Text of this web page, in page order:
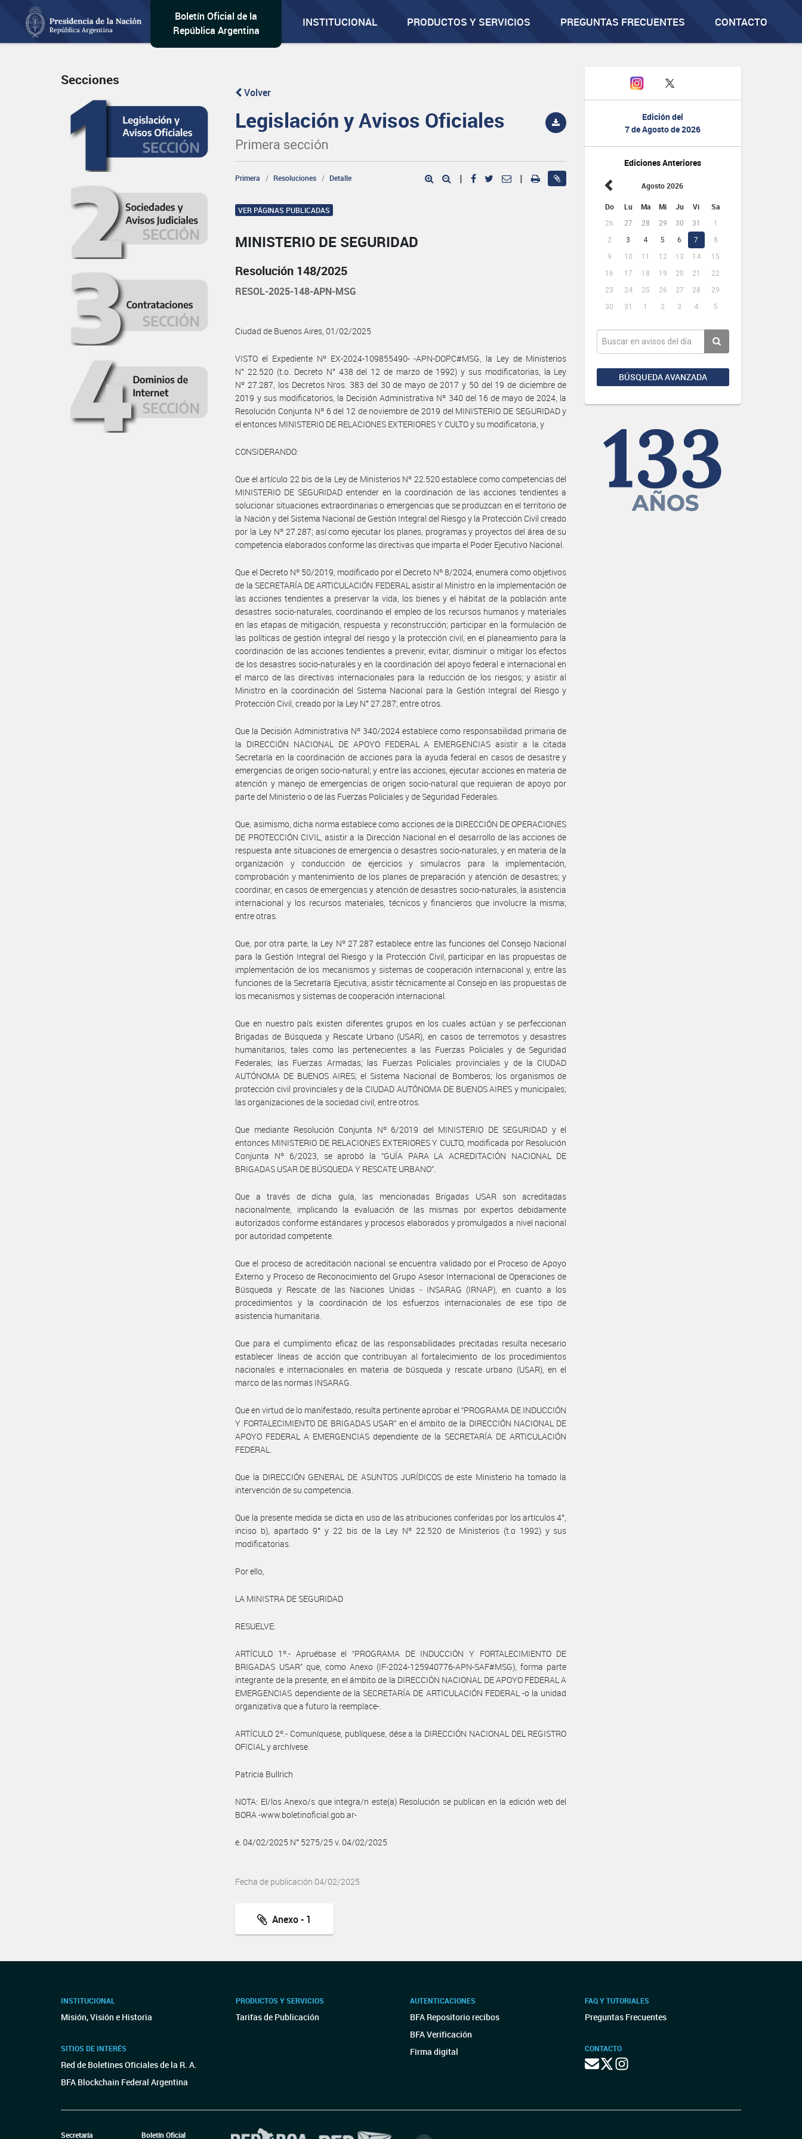
Boletín Oficial de la
República Argentina
INSTITUCIONAL PRODUCTOS Y SERVICIOS PREGUNTAS FRECUENTES CONTACTO
Edición del
7 de Agosto de 2026
Ediciones Anteriores
Agosto 2026
Do Lu Ma Mi Ju Vi Sa
26 27 28 29 30 31
1
2
3 4 5 6 7
8
9
10 11 12 13 14
15
16
17 18 19 20 21
22
23
24 25 26 27 28
29
30
31 1 2 3 4 5
BÚSQUEDA AVANZADA
Secciones
Volver
Legislación y Avisos Oficiales
Primera sección
Primera Resoluciones Detalle | |
VER PÁGINAS PUBLICADAS
MINISTERIO DE SEGURIDAD
Resolución 148/2025
RESOL-2025-148-APN-MSG
Ciudad de Buenos Aires, 01/02/2025
VISTO el Expediente Nº EX-2024-109855490- -APN-DOPC#MSG, la Ley de Ministerios
N° 22.520 (t.o. Decreto N° 438 del 12 de marzo de 1992) y sus modificatorias, la Ley
Nº 27.287, los Decretos Nros. 383 del 30 de mayo de 2017 y 50 del 19 de diciembre de
2019 y sus modificatorios, la Decisión Administrativa Nº 340 del 16 de mayo de 2024, la
Resolución Conjunta Nº 6 del 12 de noviembre de 2019 del MINISTERIO DE SEGURIDAD y
el entonces MINISTERIO DE RELACIONES EXTERIORES Y CULTO y su modificatoria, y
CONSIDERANDO:
Que el artículo 22 bis de la Ley de Ministerios Nº 22.520 establece como competencias del
MINISTERIO DE SEGURIDAD entender en la coordinación de las acciones tendientes a
solucionar situaciones extraordinarias o emergencias que se produzcan en el territorio de
la Nación y del Sistema Nacional de Gestión Integral del Riesgo y la Protección Civil creado
por la Ley Nº 27.287; así como ejecutar los planes, programas y proyectos del área de su
competencia elaborados conforme las directivas que imparta el Poder Ejecutivo Nacional.
Que el Decreto Nº 50/2019, modificado por el Decreto Nº 8/2024, enumera como objetivos
de la SECRETARÍA DE ARTICULACIÓN FEDERAL asistir al Ministro en la implementación de
las acciones tendientes a preservar la vida, los bienes y el hábitat de la población ante
desastres socio-naturales, coordinando el empleo de los recursos humanos y materiales
en las etapas de mitigación, respuesta y reconstrucción; participar en la formulación de
las políticas de gestión integral del riesgo y la protección civil, en el planeamiento para la
coordinación de las acciones tendientes a prevenir, evitar, disminuir o mitigar los efectos
de los desastres socio-naturales y en la coordinación del apoyo federal e internacional en
el marco de las directivas internacionales para la reducción de los riesgos; y asistir al
Ministro en la coordinación del Sistema Nacional para la Gestión Integral del Riesgo y
Protección Civil, creado por la Ley N° 27.287; entre otros.
Que la Decisión Administrativa Nº 340/2024 establece como responsabilidad primaria de
la DIRECCIÓN NACIONAL DE APOYO FEDERAL A EMERGENCIAS asistir a la citada
Secretaría en la coordinación de acciones para la ayuda federal en casos de desastre y
emergencias de origen socio-natural; y entre las acciones, ejecutar acciones en materia de
atención y manejo de emergencias de origen socio-natural que requieran de apoyo por
parte del Ministerio o de las Fuerzas Policiales y de Seguridad Federales.
Que, asimismo, dicha norma establece como acciones de la DIRECCIÓN DE OPERACIONES
DE PROTECCIÓN CIVIL, asistir a la Dirección Nacional en el desarrollo de las acciones de
respuesta ante situaciones de emergencia o desastres socio-naturales, y en materia de la
organización y conducción de ejercicios y simulacros para la implementación,
comprobación y mantenimiento de los planes de preparación y atención de desastres; y
coordinar, en casos de emergencias y atención de desastres socio-naturales, la asistencia
internacional y los recursos materiales, técnicos y financieros que involucre la misma;
entre otras.
Que, por otra parte, la Ley Nº 27.287 establece entre las funciones del Consejo Nacional
para la Gestión Integral del Riesgo y la Protección Civil, participar en las propuestas de
implementación de los mecanismos y sistemas de cooperación internacional y, entre las
funciones de la Secretaría Ejecutiva, asistir técnicamente al Consejo en las propuestas de
los mecanismos y sistemas de cooperación internacional.
Que en nuestro país existen diferentes grupos en los cuales actúan y se perfeccionan
Brigadas de Búsqueda y Rescate Urbano (USAR), en casos de terremotos y desastres
humanitarios, tales como las pertenecientes a las Fuerzas Policiales y de Seguridad
Federales; las Fuerzas Armadas; las Fuerzas Policiales provinciales y de la CIUDAD
AUTÓNOMA DE BUENOS AIRES; el Sistema Nacional de Bomberos; los organismos de
protección civil provinciales y de la CIUDAD AUTÓNOMA DE BUENOS AIRES y municipales;
las organizaciones de la sociedad civil, entre otros.
Que mediante Resolución Conjunta Nº 6/2019 del MINISTERIO DE SEGURIDAD y el
entonces MINISTERIO DE RELACIONES EXTERIORES Y CULTO, modificada por Resolución
Conjunta Nº 6/2023, se aprobó la “GUÍA PARA LA ACREDITACIÓN NACIONAL DE
BRIGADAS USAR DE BÚSQUEDA Y RESCATE URBANO”.
Que a través de dicha guía, las mencionadas Brigadas USAR son acreditadas
nacionalmente, implicando la evaluación de las mismas por expertos debidamente
autorizados conforme estándares y procesos elaborados y promulgados a nivel nacional
por autoridad competente.
Que el proceso de acreditación nacional se encuentra validado por el Proceso de Apoyo
Externo y Proceso de Reconocimiento del Grupo Asesor Internacional de Operaciones de
Búsqueda y Rescate de las Naciones Unidas - INSARAG (IRNAP), en cuanto a los
procedimientos y la coordinación de los esfuerzos internacionales de ese tipo de
asistencia humanitaria.
Que para el cumplimento eficaz de las responsabilidades precitadas resulta necesario
establecer líneas de acción que contribuyan al fortalecimiento de los procedimientos
nacionales e internacionales en materia de búsqueda y rescate urbano (USAR), en el
marco de las normas INSARAG.
Que en virtud de lo manifestado, resulta pertinente aprobar el “PROGRAMA DE INDUCCIÓN
Y FORTALECIMIENTO DE BRIGADAS USAR” en el ámbito de la DIRECCIÓN NACIONAL DE
APOYO FEDERAL A EMERGENCIAS dependiente de la SECRETARÍA DE ARTICULACIÓN
FEDERAL.
Que la DIRECCIÓN GENERAL DE ASUNTOS JURÍDICOS de este Ministerio ha tomado la
intervención de su competencia.
Que la presente medida se dicta en uso de las atribuciones conferidas por los artículos 4°,
inciso b), apartado 9° y 22 bis de la Ley Nº 22.520 de Ministerios (t.o 1992) y sus
modificatorias.
Por ello,
LA MINISTRA DE SEGURIDAD
RESUELVE:
ARTÍCULO 1º.- Apruébase el “PROGRAMA DE INDUCCIÓN Y FORTALECIMIENTO DE
BRIGADAS USAR” que, como Anexo (IF-2024-125940776-APN-SAF#MSG), forma parte
integrante de la presente, en el ámbito de la DIRECCIÓN NACIONAL DE APOYO FEDERAL A
EMERGENCIAS dependiente de la SECRETARÍA DE ARTICULACIÓN FEDERAL -o la unidad
organizativa que a futuro la reemplace-.
ARTÍCULO 2º.- Comuníquese, publíquese, dése a la DIRECCIÓN NACIONAL DEL REGISTRO
OFICIAL y archívese.
Patricia Bullrich
NOTA: El/los Anexo/s que integra/n este(a) Resolución se publican en la edición web del
BORA -www.boletinoficial.gob.ar-
e. 04/02/2025 N° 5275/25 v. 04/02/2025
Fecha de publicación 04/02/2025
Anexo - 1
INSTITUCIONAL
Misión, Visión e Historia
SITIOS DE INTERÉS
Red de Boletines Oficiales de la R. A.
BFA Blockchain Federal Argentina
PRODUCTOS Y SERVICIOS
Tarifas de Publicación
AUTENTICACIONES
BFA Repositorio recibos
BFA Verificación
Firma digital
FAQ Y TUTORIALES
Preguntas Frecuentes
CONTACTO
Secretaría Boletín Oficial